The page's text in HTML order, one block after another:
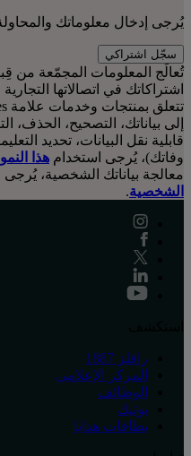
يُرجى إدخال معلوماتك
سجّل اشتراكي
اشتراكاتك في اتصالاتها
إلى بياناتك، التصحيح، الحذف،
قابلية نقل البيانات، تحديد
وفاتك)، يُرجى استخدام هذا
معالجة بياناتك الشخصية، يُرجى
الشخصية.
رافلز 1887
المركز الإعلامي
الوظائف
بوتيك
بطاقات هدايا